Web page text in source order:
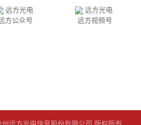
方公众号 远方视频号